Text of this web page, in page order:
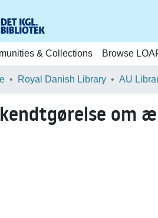
& Collections Browse
Royal Danish Library AU
om